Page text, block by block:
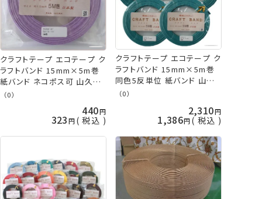
クラフトテープ エコテープ ク
ラフトバンド 15mm×5m巻
紙バンド ネコポス可 山久オ
リジナル 手芸の山久
（0）
440
323 税込
クラフトテープ エコテープ ク
ラフトバンド 15mm×5m巻
同色5反単位 紙バンド 山久
オリジナル tda 手芸の山久
（0）
2,310
1,386 税込